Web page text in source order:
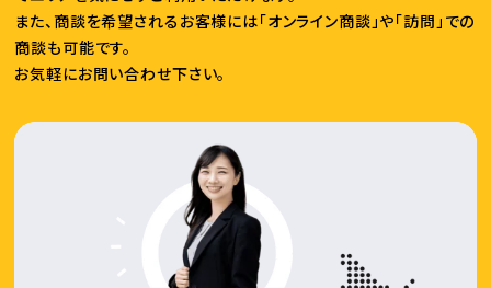
また、商談を希望されるお客様には「オンライン商談」や「訪問」での
商談も可能です。
お気軽にお問い合わせ下さい。